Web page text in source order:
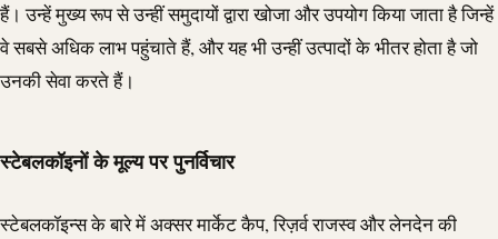
हैं। उन्हें मुख्य रूप से उन्हीं समुदायों द्वारा खोजा और उपयोग किया जाता है जिन्हें
वे सबसे अधिक लाभ पहुंचाते हैं, और यह भी उन्हीं उत्पादों के भीतर होता है जो
उनकी सेवा करते हैं।
स्टेबलकॉइनों के मूल्य पर पुनर्विचार
स्टेबलकॉइन्स के बारे में अक्सर मार्केट कैप, रिज़र्व राजस्व और लेनदेन की